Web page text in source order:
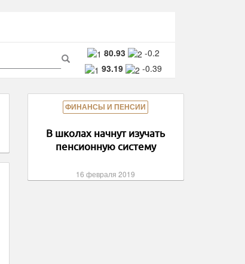
80.93
-0.2
93.19
-0.39
Поиск
ФИНАНСЫ И ПЕНСИИ
В школах начнут изучать
пенсионную систему
16 февраля 2019